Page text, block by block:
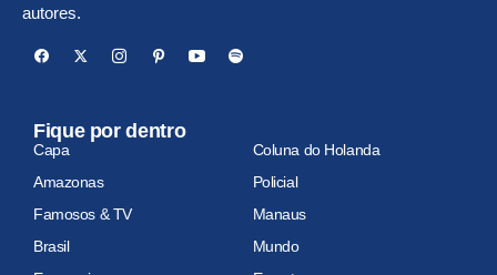
autores.
Fique por dentro
Capa
Coluna do Holanda
Amazonas
Policial
Famosos & TV
Manaus
Brasil
Mundo